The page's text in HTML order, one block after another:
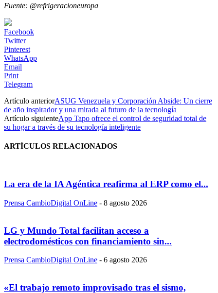
Fuente: @refrigeracioneuropa
Facebook
Twitter
Pinterest
WhatsApp
Email
Print
Telegram
Artículo anteriorASUG Venezuela y Corporación Abside: Un cierre
de año inspirador y una mirada al futuro de la tecnología
Artículo siguienteApp Tapo ofrece el control de seguridad total de
su hogar a través de su tecnología inteligente
ARTÍCULOS RELACIONADOS
La era de la IA Agéntica reafirma al ERP como el...
Prensa CambioDigital OnLine - 8 agosto 2026
LG y Mundo Total facilitan acceso a
electrodomésticos con financiamiento sin...
Prensa CambioDigital OnLine - 6 agosto 2026
«El trabajo remoto improvisado tras el sismo,